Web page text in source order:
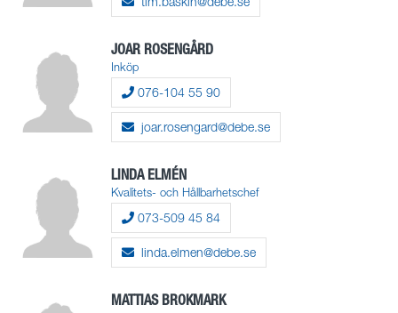
tim.baskin@debe.se
JOAR ROSENGÅRD
Inköp
076-104 55 90
joar.rosengard@debe.se
LINDA ELMÉN
Kvalitets- och Hållbarhetschef
073-509 45 84
linda.elmen@debe.se
MATTIAS BROKMARK